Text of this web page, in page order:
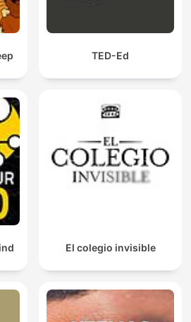
TED-Ed
El colegio invisible